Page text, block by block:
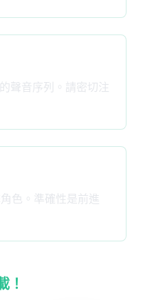
聲音序列。請密切注
色。準確性是前進
！